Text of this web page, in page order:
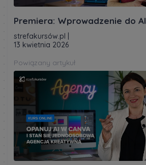
Premiera: Wprowadzenie do AI
strefakursów.pl
13 kwietnia 2026
Powiązany artykuł